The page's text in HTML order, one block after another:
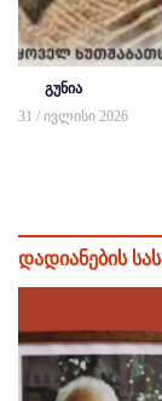
გუნია
31 / ივლისი 2026
დადიანების